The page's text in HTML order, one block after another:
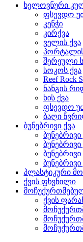
ხელოვნური
ფსევდო
კენჭი
კირქვა
ველის ქვა
პორტალის
შერეული
სოკოს ქვა
Reef Rock
ნანგის
ხის ქვა
ფსევდო
ბაღი
ბუნებრივი ქვა
ბუნებრივი
პლასტიკური
ქვის ფხვნილი
ქვის